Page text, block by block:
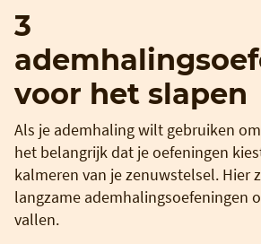
3
voor het slapen
Als je ademhaling wilt gebruiken
het belangrijk dat je oefeningen
kalmeren van je zenuwstelsel. Hier
langzame ademhalingsoefeningen
vallen.